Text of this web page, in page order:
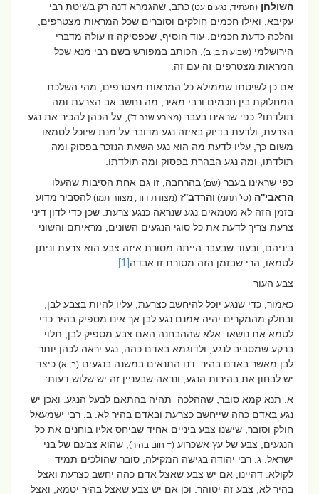
השולחן (העתיד, נגעים עט)כתב, שהגמרא דנה רק בשיטת רבי
עקיבא, ואילו חכמים חולקים וסוברים שכל המראות מצטרפים,
והלכה כדעת חכמים. עוד הוסיף, שכפסיקה זו עולה מדברי
הירושלמי(שבועות ב, ב) , הכותב במפורש בשם רבי מנא שכל
המראות מצטרפים זה עם זה.
אם כן לשיטתו שממילא כל המראות מצטרפים, מהי השלכת
המחלוקת בין חכמים ורבי מאיר, מה נחשב אב הצרעת ומה
תולדתו? כפי שראינו בעבר(מצורע שנה ד') , על הכהן להכיר את נגע
הצרעת, ולדעת בדיוק באיזה נגע מדובר על מנת שיוכל לטמאו.
משום כך, עליו לדעת מה הוא נגע השאת הנזכר בפסוק ומה
תולדתו, ומה נגע הבהרת בפסוק ומה תולדתו.
כפי שראינו בעבר(שם)בהרחבה, זו גם אחת הסיבות שהעלו
הראבי''ה(סי' תתמ)והרדב''ז (מצודת דוד, מצווה תמו)להסביר מדוע
בזמן הזה לא מטמאים נגע שנראה כנגע צרעת. שכן כדי לדון דיני
צרעת צריך לדעת את כל סוגי הנגעים השונים, מראיתם והשוני
ביניהם, ובעוד שבעבר הייתה מסורת איזה צבע הוא צרעת וניתן
לטמאו, הרי שבזמן הזה מסורת זו אבדה[1]
.
צבע העור
כאמור, כדי שנגע יוכל להיחשב כצרעת, עליו להיות בצבע לבן,
ובחלק מהמקרים יהיה אמנם נגע לבן אך אינו מספיק בהיר כדי
לטמא את נושאו. אלא שההבחנה האם צבע מספיק לבן, תלוי
ברקע שמסביב לנגע, ולדוגמא באדם כהה, נגע יראה לכהן יותר
לבן מאשר באדם בהיר. דנו התנאים במשנה בנגעים(ב, א) כיצד
יש לבחון את בהירות הנגע, ונראה שבעניין זה יש שלוש דעות:
א. תנא קמא סובר, שההלכה תהיה בהתאם לבעל הנגע. ואכן יש
נגע באדם כהה שייחשב כצרעת ובאדם בהיר לא.ב. רבי ישמעאל
חולק וסובר, שישנו צבע ביניים אחיד שביחס אליו בוחנים את כל
הנגעים, צבע של עץ אשכרוע(= חום בהיר), שהוא צבעם של בני
ישראל. ג. רבי יהודה בגישה המקילה, סובר שהולכים תמיד
לקולא. דהיינו, אם יש צבע שאצל אדם כהה יחשב כצרעת ואצל
בהיר לא, צבע זה יטוהר. וכן אם יש צבע שאצל בהיר יטמא, ואצל